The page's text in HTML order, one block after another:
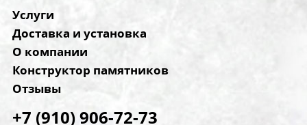
Услуги
Доставка и установка
О компании
Конструктор памятников
Отзывы
+7 (910) 906-72-73